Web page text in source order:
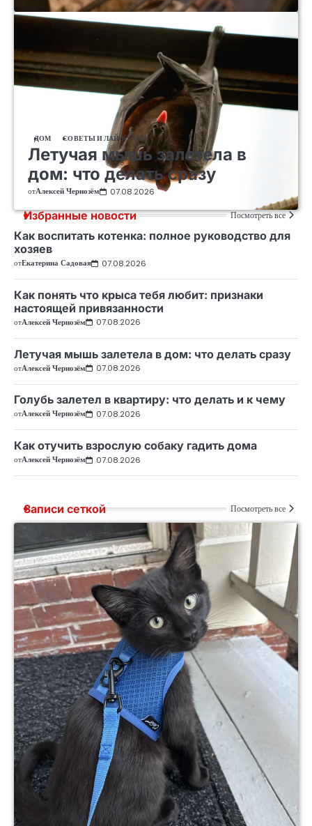
ДОМ СОВЕТЫ И ЛАЙФХАКИ
Летучая мышь залетела в
дом: что делать сразу
отАлексей Чернозём 07.08.2026
Избранные новости Посмотреть все
Как воспитать котенка: полное руководство для
хозяев
отЕкатерина Садовая 07.08.2026
Как понять что крыса тебя любит: признаки
настоящей привязанности
отАлексей Чернозём 07.08.2026
Летучая мышь залетела в дом: что делать сразу
отАлексей Чернозём 07.08.2026
Голубь залетел в квартиру: что делать и к чему
отАлексей Чернозём 07.08.2026
Как отучить взрослую собаку гадить дома
отАлексей Чернозём 07.08.2026
Записи сеткой Посмотреть все